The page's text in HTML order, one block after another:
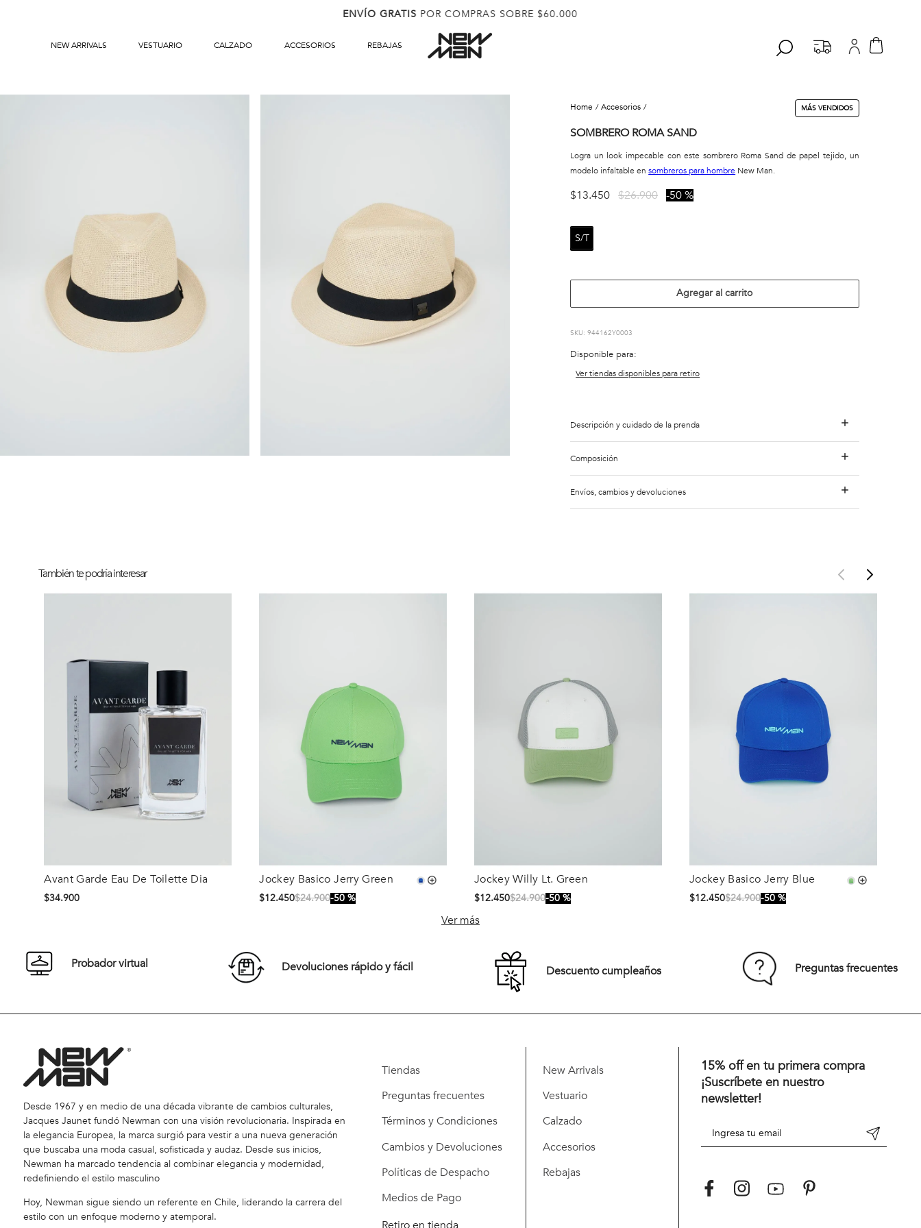
ENVÍO GRATIS POR COMPRAS SOBRE $60.000
NEW ARRIVALS VESTUARIO CALZADO ACCESORIOS REBAJAS
accesorios MÁS VENDIDOS
SOMBRERO ROMA SAND
Logra un look impecable con este sombrero Roma Sand de papel tejido, un
modelo infaltable ensombreros para hombre New Man.
$13.450 $26.900 50 %
S/T
Agregar al carrito
:944162Y0003
Disponible para:
Ver tiendas disponibles para retiro
Descripción y cuidado de la prenda
Composición
Envíos, cambios y devoluciones
También te podría interesar
Avant Garde Eau De Toilette Dia
$34.900
Talla
Comprar
Jockey Basico Jerry Green
$12.450$24.900 50 %
Talla Jockey Willy Lt. Green
$12.450$24.900 50 %
Talla Jockey Basico Jerry Blue
$12.450$24.900 50 %
Talla
Comprar
Ver más
Probador virtual Devoluciones rápido y fácil Descuento cumpleaños Preguntas frecuentes
Desde 1967 y en medio de una década vibrante de cambios culturales,
Jacques Jaunet fundó Newman con una visión revolucionaria. Inspirada en
la elegancia Europea, la marca surgió para vestir a una nueva generación
que buscaba una moda casual, sofisticada y audaz. Desde sus inicios,
Newman ha marcado tendencia al combinar elegancia y modernidad,
redefiniendo el estilo masculino
Hoy, Newman sigue siendo un referente en Chile, liderando la carrera del
estilo con un enfoque moderno y atemporal.
Tiendas
Preguntas frecuentes
Términos y Condiciones
Cambios y Devoluciones
Políticas de Despacho
Medios de Pago
New Arrivals
Vestuario
Calzado
Accesorios
Rebajas
15% off en tu primera compra
¡Suscríbete en nuestro
newsletter!